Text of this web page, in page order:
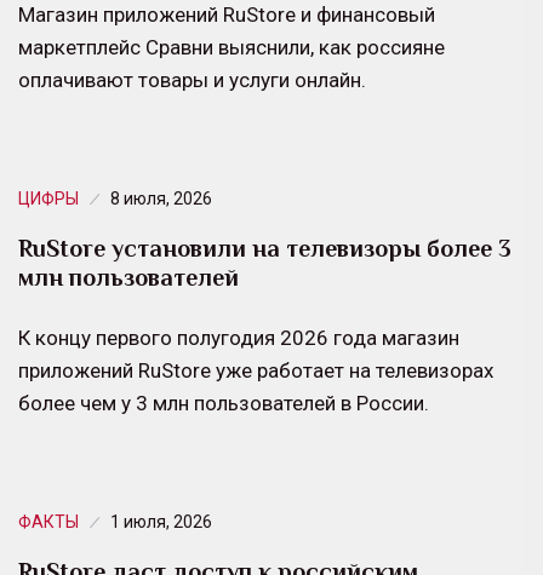
Магазин приложений RuStore и финансовый
маркетплейс Сравни выяснили, как россияне
оплачивают товары и услуги онлайн.
ЦИФРЫ 8 июля, 2026
RuStore установили на телевизоры более 3
млн пользователей
К концу первого полугодия 2026 года магазин
приложений RuStore уже работает на телевизорах
более чем у 3 млн пользователей в России.
ФАКТЫ 1 июля, 2026